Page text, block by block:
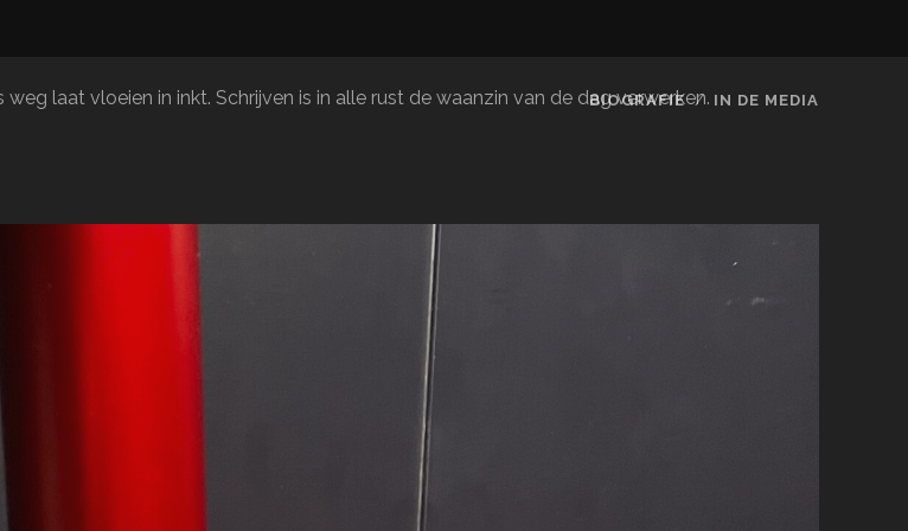
laat vloeien in inkt. Schrijven is in alle rust de waanzin van de dag verwerken.
BIOGRAFIE IN DE MEDIA